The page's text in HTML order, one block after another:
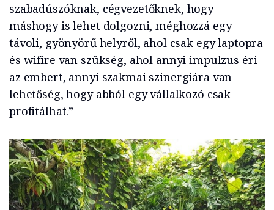
szabadúszóknak, cégvezetőknek, hogy
máshogy is lehet dolgozni, méghozzá egy
távoli, gyönyörű helyről, ahol csak egy laptopra
és wifire van szükség, ahol annyi impulzus éri
az embert, annyi szakmai szinergiára van
lehetőség, hogy abból egy vállalkozó csak
profitálhat.”